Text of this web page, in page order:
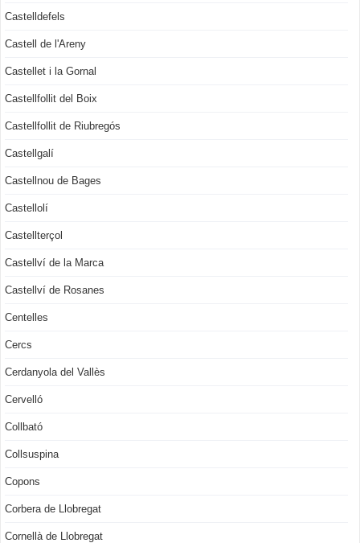
Castelldefels
Castell de l'Areny
Castellet i la Gornal
Castellfollit del Boix
Castellfollit de Riubregós
Castellgalí
Castellnou de Bages
Castellolí
Castellterçol
Castellví de la Marca
Castellví de Rosanes
Centelles
Cercs
Cerdanyola del Vallès
Cervelló
Collbató
Collsuspina
Copons
Corbera de Llobregat
Cornellà de Llobregat